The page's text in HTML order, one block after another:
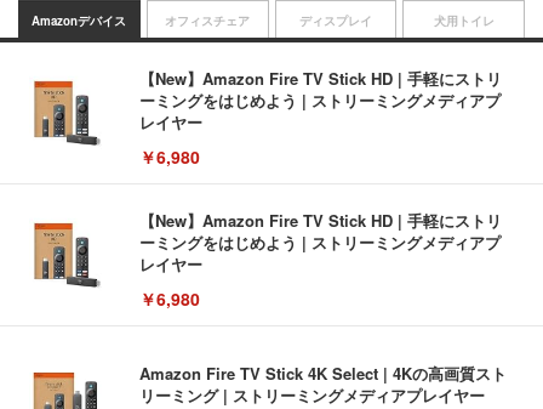
Amazonデバイス
【New】Amazon Fire TV Stick HD | 手軽にストリ
ーミングをはじめよう | ストリーミングメディアプ
レイヤー
￥6,980
【New】Amazon Fire TV Stick HD | 手軽にストリ
ーミングをはじめよう | ストリーミングメディアプ
レイヤー
￥6,980
Amazon Fire TV Stick 4K Select | 4Kの高画質スト
リーミング | ストリーミングメディアプレイヤー
オフィスチェア ディスプレイ 犬用トイレ